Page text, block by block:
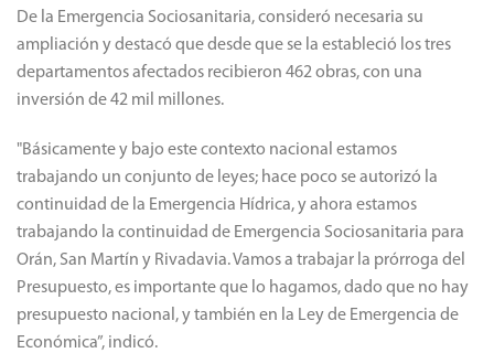
De la Emergencia Sociosanitaria, consideró necesaria su
ampliación y destacó que desde que se la estableció los tres
departamentos afectados recibieron 462 obras, con una
inversión de 42 mil millones.
"Básicamente y bajo este contexto nacional estamos
trabajando un conjunto de leyes; hace poco se autorizó la
continuidad de la Emergencia Hídrica, y ahora estamos
trabajando la continuidad de Emergencia Sociosanitaria para
Orán, San Martín y Rivadavia. Vamos a trabajar la prórroga del
Presupuesto, es importante que lo hagamos, dado que no hay
presupuesto nacional, y también en la Ley de Emergencia de
Económica”, indicó.